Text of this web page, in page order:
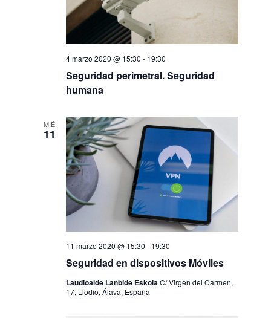
q
u
e
a
y
v
i
s
t
a
d
e
e
t
Seguridad perimetral. Seguridad
humana
4 marzo 2020 @ 15:30 - 19:30
MIÉ
11
Seguridad en dispositivos Móviles
11 marzo 2020 @ 15:30 - 19:30
Laudioalde Lanbide EskolaC/ Virgen del Carmen,
17, Llodio, Álava, España